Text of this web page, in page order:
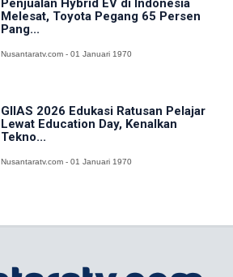
Penjualan Hybrid EV di Indonesia
Melesat, Toyota Pegang 65 Persen
Pang...
Nusantaratv.com - 01 Januari 1970
GIIAS 2026 Edukasi Ratusan Pelajar
Lewat Education Day, Kenalkan
Tekno...
Nusantaratv.com - 01 Januari 1970